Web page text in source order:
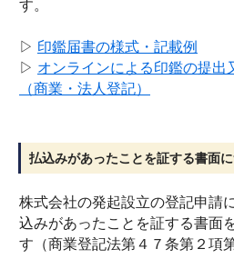
す。
▷ 印鑑届書の様式・記載例
▷ オンラインによる印鑑の提出
（商業・法人登記）
払込みがあったことを証する書面
株式会社の発起設立の登記申請
込みがあったことを証する書面
す（商業登記法第４７条第２項